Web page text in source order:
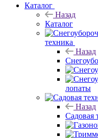
Каталог
Назад
Каталог
техника
Назад
лопаты
Назад
Садовая